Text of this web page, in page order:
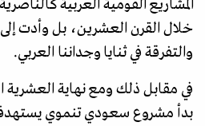
المشاريع القومية العربية
خلال القرن العشرين، بل وأدت
والتفرقة في ثنايا وجداننا العربي.
في مقابل ذلك ومع نهاية العشرية
بدأ مشروع سعودي تنموي يستهدف